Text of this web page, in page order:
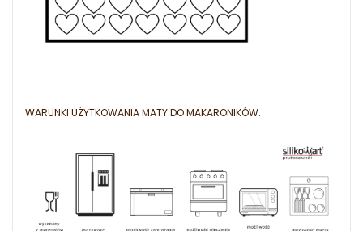
WARUNKI UŻYTKOWANIA MATY DO MAKARONIKÓW: